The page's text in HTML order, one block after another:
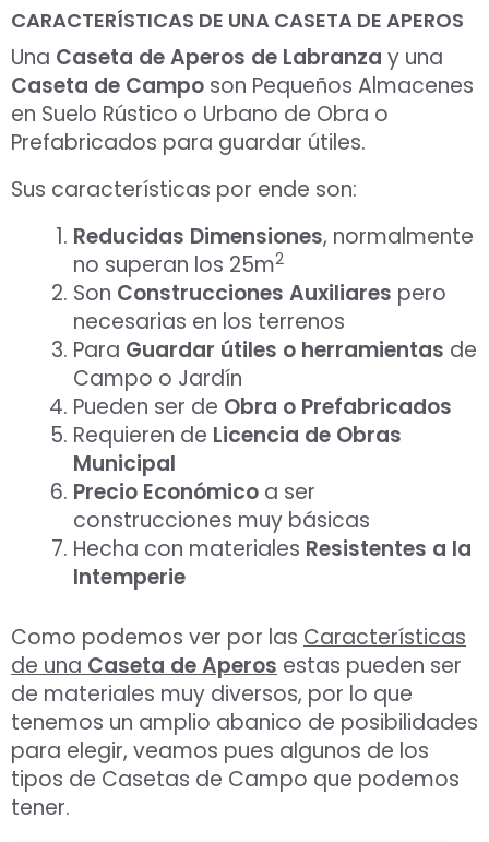
CARACTERÍSTICAS DE UNA CASETA DE APEROS
Una Caseta de Aperos de Labranza y una
Caseta de Campo son Pequeños Almacenes
en Suelo Rústico o Urbano de Obra o
Prefabricados para guardar útiles.
Sus características por ende son:
Reducidas Dimensiones, normalmente
no superan los 25m2
Son Construcciones Auxiliares pero
necesarias en los terrenos
Para Guardar útiles o herramientas de
Campo o Jardín
Pueden ser de Obra o Prefabricados
Requieren de Licencia de Obras
Municipal
Precio Económico a ser
construcciones muy básicas
Hecha con materiales Resistentes a la
Intemperie
Como podemos ver por las Características
de una Caseta de Aperos estas pueden ser
de materiales muy diversos, por lo que
tenemos un amplio abanico de posibilidades
para elegir, veamos pues algunos de los
tipos de Casetas de Campo que podemos
tener.